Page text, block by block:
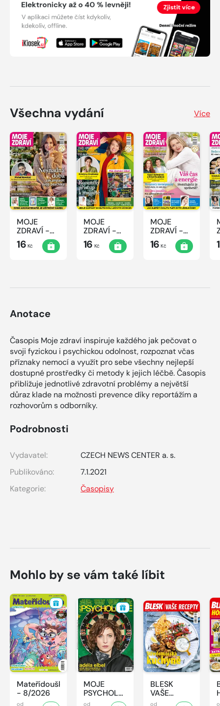
Všechna vydání Více
MOJE
ZDRAVÍ -
12/2022
16 Kč
MOJE
ZDRAVÍ -
11/2022
16 Kč
MOJE
ZDRAVÍ -
10/2022
16 Kč
Anotace
Časopis Moje zdraví inspiruje každého jak pečovat o
svoji fyzickou i psychickou odolnost, rozpoznat včas
příznaky nemocí a využít pro sebe všechny nejlepší
dostupné prostředky či metody k jejich léčbě. Časopis
přibližuje jednotlivé zdravotní problémy a největší
důraz klade na možnosti prevence díky reportážím a
rozhovorům s odborníky.
Podrobnosti
Vydavatel:
CZECH NEWS CENTER a. s.
Publikováno:
7.1.2021
Kategorie:
Časopisy
Mohlo by se vám také líbit
Mateřídouška
- 8/2026
od
MOJE
PSYCHOLOGIE
- 8/2026
od
BLESK
VAŠE
RECEPTY -
od